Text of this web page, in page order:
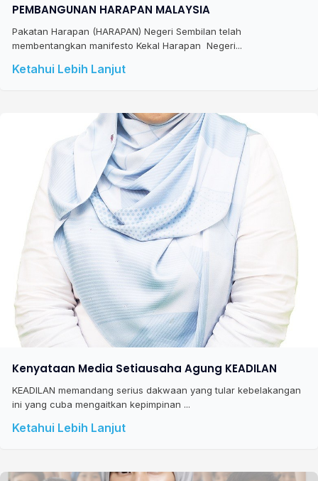
PEMBANGUNAN HARAPAN MALAYSIA
Pakatan Harapan (HARAPAN) Negeri Sembilan telah
membentangkan manifesto Kekal Harapan Negeri...
Ketahui Lebih Lanjut
Kenyataan Media Setiausaha Agung KEADILAN
KEADILAN memandang serius dakwaan yang tular kebelakangan
ini yang cuba mengaitkan kepimpinan ...
Ketahui Lebih Lanjut